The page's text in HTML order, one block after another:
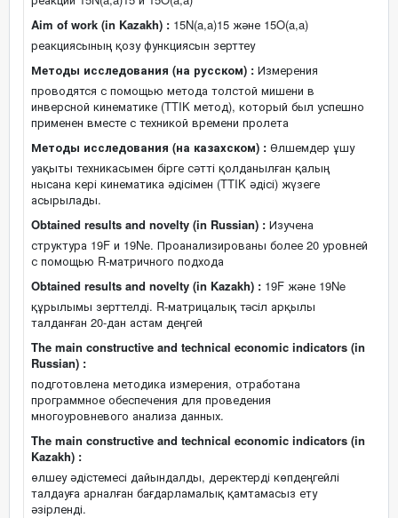
Aim of work (in Kazakh) : 15N(a,a)15 және 15O(a,a)
реакциясының қозу функциясын зерттеу
Методы исследования (на русском) : Измерения
проводятся с помощью метода толстой мишени в
инверсной кинематике (TTIK метод), который был успешно
применен вместе с техникой времени пролета
Методы исследования (на казахском) : Өлшемдер ұшу
уақыты техникасымен бірге сәтті қолданылған қалың
нысана кері кинематика әдісімен (TTIK әдісі) жүзеге
асырылады.
Obtained results and novelty (in Russian) : Изучена
структура 19F и 19Ne. Проанализированы более 20 уровней
с помощью R-матричного подхода
Obtained results and novelty (in Kazakh) : 19F және 19Ne
құрылымы зерттелді. R-матрицалық тәсіл арқылы
талданған 20-дан астам деңгей
The main constructive and technical economic indicators (in
Russian) :
подготовлена методика измерения, отработана
программное обеспечения для проведения
многоуровневого анализа данных.
The main constructive and technical economic indicators (in
Kazakh) :
өлшеу әдістемесі дайындалды, деректерді көпдеңгейлі
талдауға арналған бағдарламалық қамтамасыз ету
әзірленді.